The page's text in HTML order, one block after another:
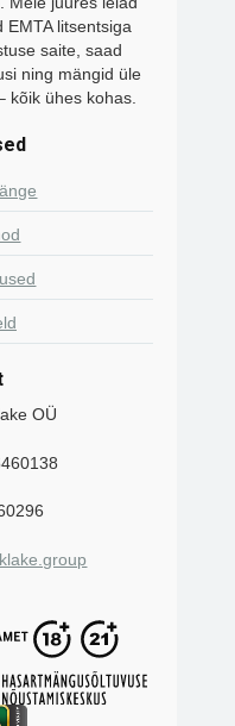
litsentsiga
saite, saad
ning mängid üle
kõik ühes kohas.
OÜ